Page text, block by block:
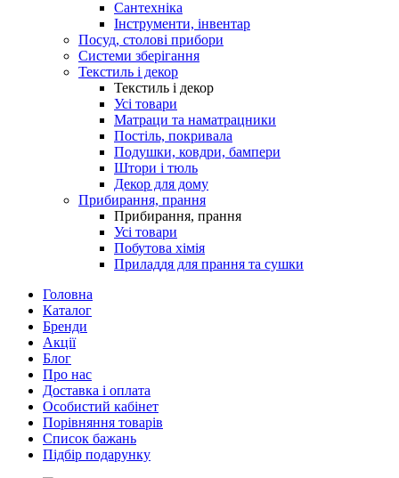
Сантехніка
Інструменти, інвентар
Посуд, столові прибори
Системи зберігання
Текстиль і декор
Текстиль і декор
Усі товари
Матраци та наматрацники
Постіль, покривала
Подушки, ковдри, бампери
Штори і тюль
Декор для дому
Прибирання, прання
Прибирання, прання
Усі товари
Побутова хімія
Приладдя для прання та сушки
Головна
Каталог
Бренди
Акції
Блог
Про нас
Доставка і оплата
Особистий кабінет
Порівняння товарів
Список бажань
Підбір подарунку